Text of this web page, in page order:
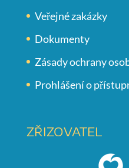
Veřejné zakázky
Dokumenty
Zásady ochrany
Prohlášení o
ZŘIZOVATEL